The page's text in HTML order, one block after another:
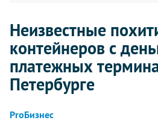
Неизвестные
контейнеров с
платежных
Петербурге
ProБизнес